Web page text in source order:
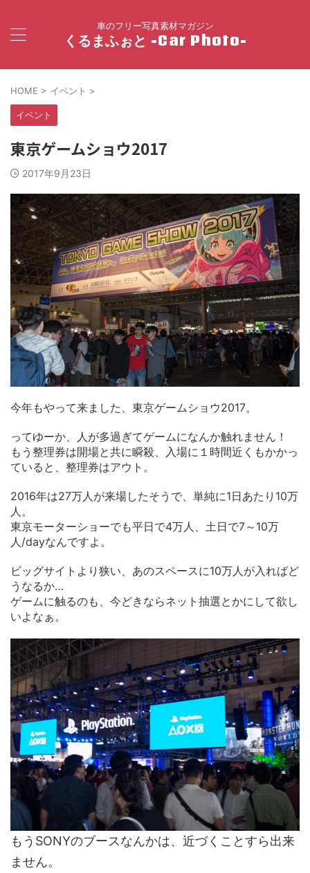
車のフリー写真素材マガジン
くるまふぉと -Car Photo-
HOME > イベント >
イベント
東京ゲームショウ2017
2017年9月23日
今年もやって来ました、東京ゲームショウ2017。
ってゆーか、人が多過ぎてゲームになんか触れません！
もう整理券は開場と共に瞬殺、入場に１時間近くもかかっ
ていると、整理券はアウト。
2016年は27万人が来場したそうで、単純に1日あたり10万
人。
東京モーターショーでも平日で4万人、土日で7～10万
人/dayなんですよ。
ビッグサイトより狭い、あのスペースに10万人が入ればど
うなるか…
ゲームに触るのも、今どきならネット抽選とかにして欲し
いよなぁ。
もうSONYのブースなんかは、近づくことすら出来
ません。